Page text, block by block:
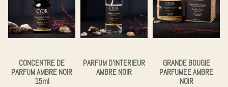
CONCENTRE DE
PARFUM AMBRE NOIR
15ml
PARFUM D’INTERIEUR
AMBRE NOIR
GRANDE BOUGIE
PARFUMEE AMBRE
NOIR